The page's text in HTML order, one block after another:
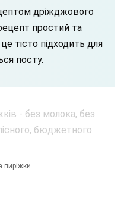
дріжджового
простий та
тісто підходить для
посту.
пиріжки